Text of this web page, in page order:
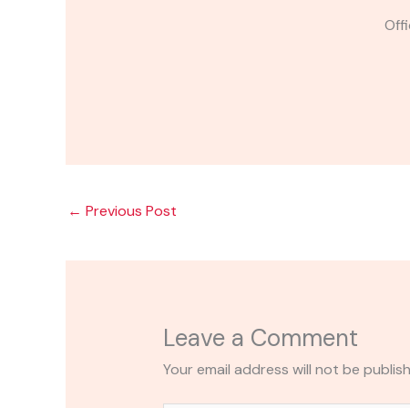
← Previous Post
Leave a Comment
Your email address will not be